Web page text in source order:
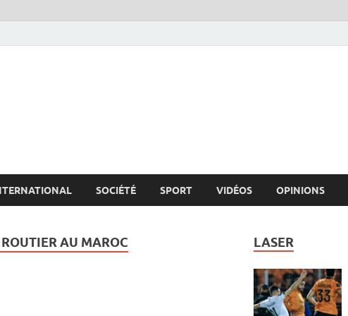
SOCIÉTÉ SPORT VIDÉOS OPINIONS
AU MAROC LASER